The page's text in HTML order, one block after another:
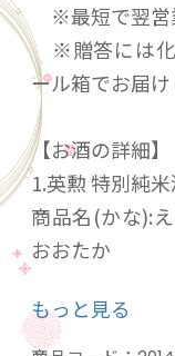
※最短で翌営
※贈答には化
ール箱でお届け
【お酒の詳細】
1.英勲 特別純
商品名(かな):
おおたか
料名:米(京都府
米歩合:60% ア
もっと見る